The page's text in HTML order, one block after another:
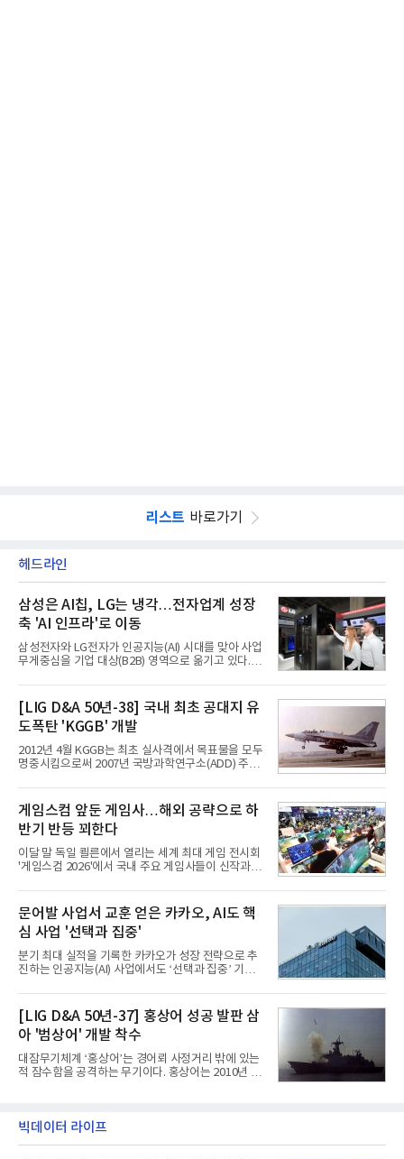
리스트 바로가기
헤드라인
삼성은 AI칩, LG는 냉각…전자업계 성장
축 'AI 인프라'로 이동
삼성전자와 LG전자가 인공지능(AI) 시대를 맞아 사업
무게중심을 기업 대상(B2B) 영역으로 옮기고 있다.
접어든 가운데 삼성전자는 AI 반도체를 중심으로 데
이터센터 생태계 공략을 강화하고 LG전자는 냉각솔
루션·전장·로봇 등 기업용 솔루션 사업 확대에 속도를
내고 있다.9일 업계에 따르면 LG전자는 2분기 생활가
전과 프리미엄 제품 경쟁력에 더해 B2B 사업 확대 효
과로 수익성을 방어한 반면 삼성전자는 디바이스경험
(DX) 부문의 TV·생활가전 수익성이 악화됐다. 대신 삼
사업 확대
[LIG D&A 50년-38] 국내 최초 공대지 유
도폭탄 'KGGB' 개발
2012년 4월 KGGB는 최초 실사격에서 목표물을 모두
명중시킴으로써 2007년 국방과학연구소(ADD) 주관
체로 참여했다. 체계개발에는 총 400여억 원의 개발
비와 62개월의 기간이 소요됐다. 한국형 GPS 유도폭
탄 KGGB(Korea GPS Guided Bomb)는 국내 최초
의 공대지 유도폭탄으로 2012년에 최종 전투용 적합
판정을 받았다.우리 공군이 운용하는 모든 전투기에
탑재할 수 있는 KGGB는 일반목적폭탄(General
Purpose Bomb)에 장착하여 운용토록 개발됐다.이
는 조종사가 휴대하는 명령통신장치(PDU, P
게임스컴 앞둔 게임사…해외 공략으로 하
반기 반등 꾀한다
이달 말 독일 쾰른에서 열리는 세계 최대 게임 전시회
'게임스컴 2026'에서 국내 주요 게임사들이 신작과 글
체별로 엇갈린 가운데 하반기 신작 흥행과 해외 시장
성과가 실적을 좌우할 핵심 변수로 떠오르고 있다.8일
업계에 따르면 올해 상반기 게임업계는 기업별 성적
표가 크게 갈렸다. 대표적으로 크래프톤은 'PUBG: 배
틀그라운드'의 안정적인 성장에 힘입어 상반기 연결
기준 매출 2조6616억원, 영업이익 9725억원으로 역
대 최대 실적을 기록했다. 엔씨도 올해 출시한 '아이온
동기 대
문어발 사업서 교훈 얻은 카카오, AI도 핵
심 사업 '선택과 집중'
분기 최대 실적을 기록한 카카오가 성장 전략으로 추
진하는 인공지능(AI) 사업에서도 ‘선택과 집중’ 기조
라 투자에 나서는 것과 달리, 카카오는 ‘카카오톡’이
라는 플랫폼 경쟁력을 활용한 AI 에이전트 서비스에
집중하는 전략이다. 과거 무리한 사업 확장 과정에서
겪었던 시행착오를 되풀이하지 않고 핵심 역량에 집
중하겠다는 취지로 풀이된다.7일 업계에 따르면 카카
오는 올해 2분기 연결 기준 매출 2조985억원, 영업이
익 2770억원을 기록했다. 전년 동기 대비 매출과 영업
은 4884억
[LIG D&A 50년-37] 홍상어 성공 발판 삼
아 '범상어' 개발 착수
대잠무기체계 ‘홍상어’는 경어뢰 사정거리 밖에 있는
적 잠수함을 공격하는 무기이다. 홍상어는 2010년 넥
성능 검증을 위해 홍상어 시험발사를 실시했다. 이때
빅데이터 라이프